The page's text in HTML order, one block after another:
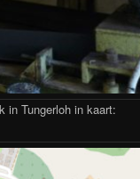
in Tungerloh in kaart: